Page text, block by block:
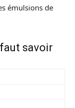
émulsions de
savoir